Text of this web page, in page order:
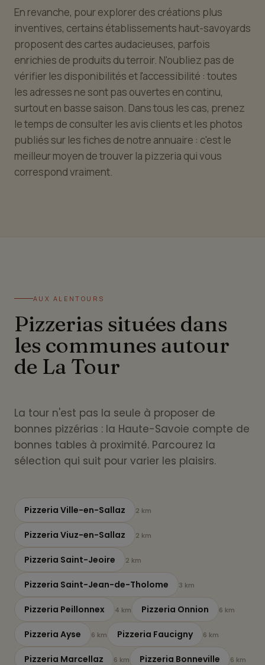
En revanche, pour explorer des créations plus
inventives, certains établissements haut-savoyards
proposent des cartes audacieuses, parfois
enrichies de produits du terroir. N'oubliez pas de
vérifier les disponibilités et l'accessibilité : toutes
les adresses ne sont pas ouvertes en continu,
surtout en basse saison. Dans tous les cas, prenez
le temps de consulter les avis clients et les photos
publiés sur les fiches de notre annuaire : c'est le
meilleur moyen de trouver la pizzeria qui vous
correspond vraiment.
AUX ALENTOURS
Pizzerias situées dans
les communes autour
de La Tour
La tour n'est pas la seule à proposer de
bonnes pizzérias : la Haute-Savoie compte de
bonnes tables à proximité. Parcourez la
sélection qui suit pour varier les plaisirs.
Pizzeria Ville-en-Sallaz 2 km
Pizzeria Viuz-en-Sallaz 2 km
Pizzeria Saint-Jeoire 2 km
Pizzeria Saint-Jean-de-Tholome 3 km
Pizzeria Peillonnex 4 km Pizzeria Onnion 6 km
Pizzeria Ayse 6 km Pizzeria Faucigny 6 km
Pizzeria Marcellaz 6 km Pizzeria Bonneville 6 km